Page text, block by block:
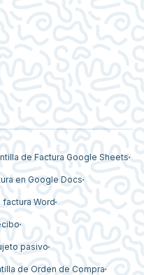
de Factura Google Sheets
en Google Docs
factura Word
pasivo
de Orden de Compra